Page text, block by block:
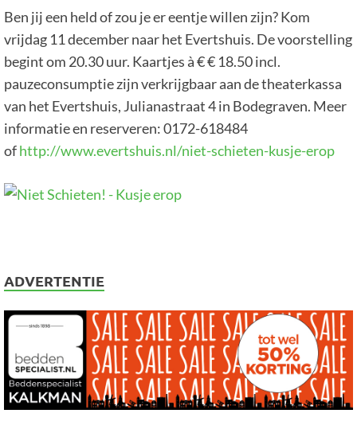
Ben jij een held of zou je er eentje willen zijn? Kom
vrijdag 11 december naar het Evertshuis. De voorstelling
begint om 20.30 uur. Kaartjes à € € 18.50 incl.
pauzeconsumptie zijn verkrijgbaar aan de theaterkassa
van het Evertshuis, Julianastraat 4 in Bodegraven. Meer
informatie en reserveren: 0172-618484
ofhttp://www.evertshuis.nl/niet-schieten-kusje-erop
ADVERTENTIE